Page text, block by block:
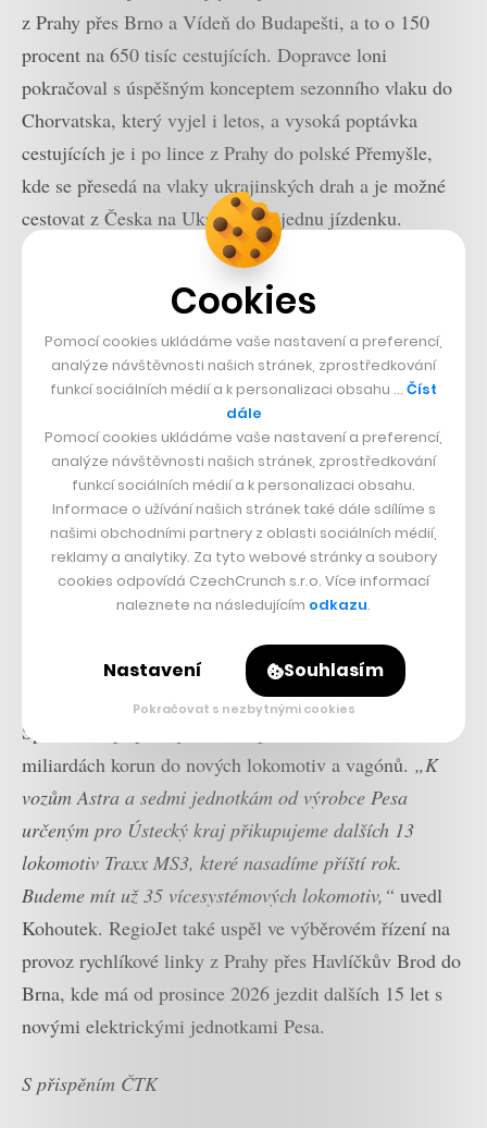
z Prahy přes Brno a Vídeň do Budapešti, a to o 150
procent na 650 tisíc cestujících. Dopravce loni
pokračoval s úspěšným konceptem sezonního vlaku do
Chorvatska, který vyjel i letos, a vysoká poptávka
cestujících je i po lince z Prahy do polské Přemyšle,
kde se přesedá na vlaky ukrajinských drah a je možné
cestovat z Česka na Ukrajinu na jednu jízdenku.
Společnost připravuje další expanzi a investice v
miliardách korun do nových lokomotiv a vagónů. „K
vozům Astra a sedmi jednotkám od výrobce Pesa
určeným pro Ústecký kraj přikupujeme dalších 13
lokomotiv Traxx MS3, které nasadíme příští rok.
Budeme mít už 35 vícesystémových lokomotiv,“ uvedl
Kohoutek. RegioJet také uspěl ve výběrovém řízení na
provoz rychlíkové linky z Prahy přes Havlíčkův Brod do
Brna, kde má od prosince 2026 jezdit dalších 15 let s
novými elektrickými jednotkami Pesa.
S přispěním ČTK
Cookies
Pomocí cookies ukládáme vaše nastavení a preferencí,
analýze návštěvnosti našich stránek, zprostředkování
funkcí sociálních médií a k personalizaci obsahu … Číst
dále
Pomocí cookies ukládáme vaše nastavení a preferencí,
analýze návštěvnosti našich stránek, zprostředkování
funkcí sociálních médií a k personalizaci obsahu.
Informace o užívání našich stránek také dále sdílíme s
našimi obchodními partnery z oblasti sociálních médií,
reklamy a analytiky. Za tyto webové stránky a soubory
cookies odpovídá CzechCrunch s.r.o. Více informací
naleznete na následujícím odkazu.
Nastavení Souhlasím
Pokračovat s nezbytnými cookies